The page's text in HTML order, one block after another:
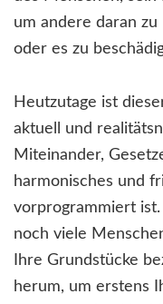
um andere daran
oder es zu
Heutzutage ist
aktuell und
Miteinander,
harmonisches und
vorprogrammiert
noch viele
Ihre Grundstücke
herum, um erstens